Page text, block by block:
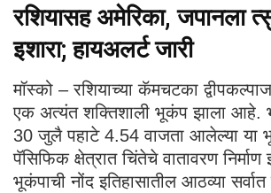
रशियासह अमेरिका, जपानला
इशारा; हायअलर्ट जारी
मॉस्को – रशियाच्या कॅमचटका
एक अत्यंत शक्तिशाली भूकंप झाला आहे.
30 जुलै पहाटे 4.54 वाजता आलेल्या या
पॅसिफिक क्षेत्रात चिंतेचे वातावरण
भूकंपाची नोंद इतिहासातील आठव्या